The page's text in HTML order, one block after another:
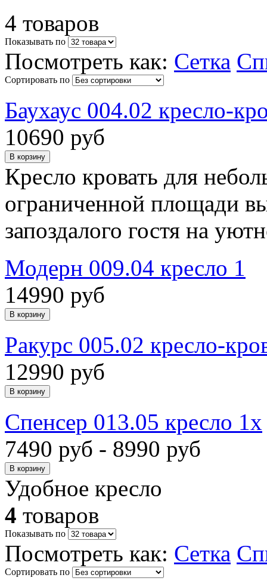
4 товаров
Показывать по
Посмотреть как: Сетка
Сортировать по
Баухаус 004.02 кресло-
10690 руб
Кресло кровать для
ограниченной площади
запоздалого гостя на
Модерн 009.04 кресло 1
14990 руб
Ракурс 005.02 кресло-
12990 руб
Спенсер 013.05 кресло 1х
7490 руб - 8990 руб
Удобное кресло
4 товаров
Показывать по
Посмотреть как: Сетка
Сортировать по